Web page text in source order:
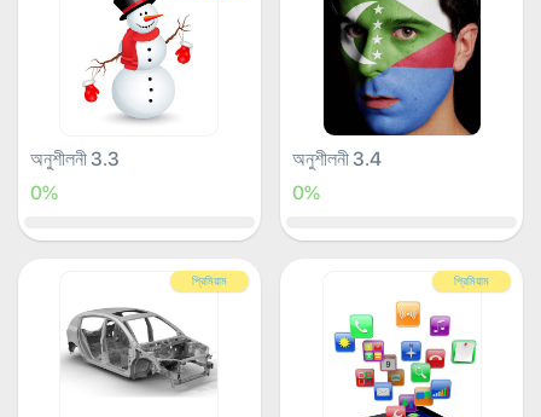
অনুশীলনী 3.3
0%
অনুশীলনী 3.4
0%
প্রিমিয়াম প্রিমিয়াম